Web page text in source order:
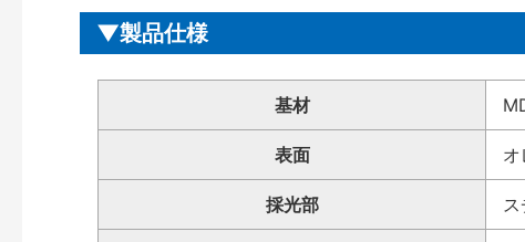
製品仕様
基材
表面 オ
採光部